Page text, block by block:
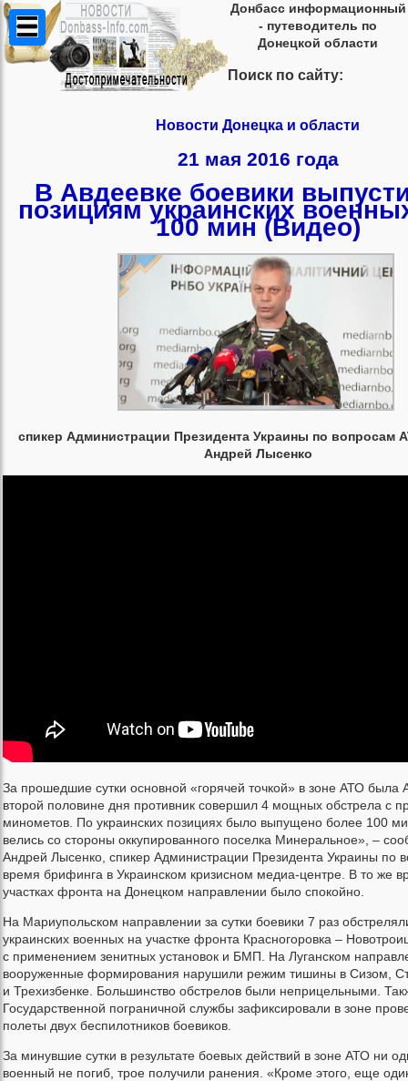
Донбасс информационный
- путеводитель по
Донецкой области
Поиск по сайту:
Новости Донецка и области
21 мая 2016 года
В Авдеевке боевики
позициям украинских
100 мин (Видео)
спикер Администрации Президента Украины по вопросам
Андрей Лысенко
За прошедшие сутки основной «горячей точкой» в зоне АТО была
второй половине дня противник совершил 4 мощных обстрела с
минометов. По украинских позициях было выпущено более 100
велись со стороны оккупированного поселка Минеральное», –
Андрей Лысенко, спикер Администрации Президента Украины по
время брифинга в Украинском кризисном медиа-центре. В то же
участках фронта на Донецком направлении было спокойно.
На Мариупольском направлении за сутки боевики 7 раз
украинских военных на участке фронта Красногоровка –
с применением зенитных установок и БМП. На Луганском
вооруженные формирования нарушили режим тишины в Сизом,
и Трехизбенке. Большинство обстрелов были неприцельными.
Государственной пограничной службы зафиксировали в зоне
полеты двух беспилотников боевиков.
За минувшие сутки в результате боевых действий в зоне АТО ни
военный не погиб, трое получили ранения. «Кроме этого, еще